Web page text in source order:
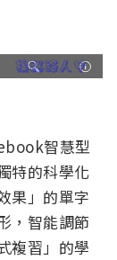
智慧型
特的科學化
果」的單字
，智能調節
複習」的學